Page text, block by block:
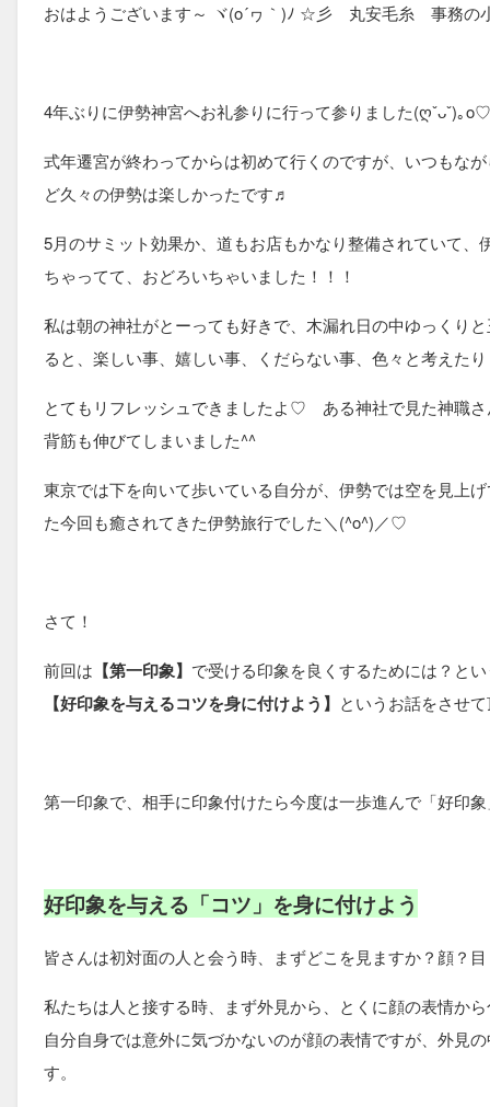
おはようございます～ ヾ(o´ヮ｀)ﾉ ☆彡 丸安毛糸 事務の
4年ぶりに伊勢神宮へお礼参りに行って参りました(ღˇᴗˇ)｡o♡
式年遷宮が終わってからは初めて行くのですが、いつもな
ど久々の伊勢は楽しかったです♬
5月のサミット効果か、道もお店もかなり整備されていて
ちゃってて、おどろいちゃいました！！！
私は朝の神社がとーっても好きで、木漏れ日の中ゆっくり
ると、楽しい事、嬉しい事、くだらない事、色々と考えた
とてもリフレッシュできましたよ♡ ある神社で見た神職
背筋も伸びてしまいました^^
東京では下を向いて歩いている自分が、伊勢では空を見上
た今回も癒されてきた伊勢旅行でした＼(^o^)／♡
さて！
前回は 【第一印象】 で受ける印象を良くするためには？と
【好印象を与えるコツを身に付けよう】 というお話をさせ
第一印象で、相手に印象付けたら今度は一歩進んで「好印
好印象を与える「コツ」を身に付けよう
皆さんは初対面の人と会う時、まずどこを見ますか？顔？
私たちは人と接する時、まず外見から、とくに顔の表情か
自分自身では意外に気づかないのが顔の表情ですが、外見
す。